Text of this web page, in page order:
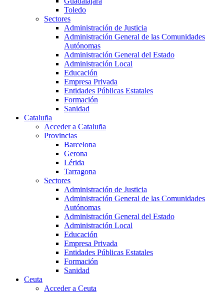
Toledo
Sectores
Administración de Justicia
Administración General de las Comunidades
Autónomas
Administración General del Estado
Administración Local
Educación
Empresa Privada
Entidades Públicas Estatales
Formación
Sanidad
Cataluña
Acceder a Cataluña
Provincias
Barcelona
Gerona
Lérida
Tarragona
Sectores
Administración de Justicia
Administración General de las Comunidades
Autónomas
Administración General del Estado
Administración Local
Educación
Empresa Privada
Entidades Públicas Estatales
Formación
Sanidad
Ceuta
Acceder a Ceuta